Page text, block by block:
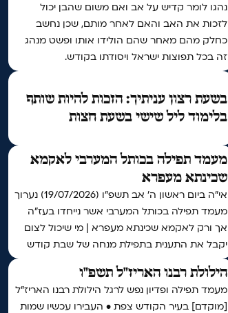
נהגו לומר קדיש על אב ואם משום שהבן יכול
לזכות את האב והאם לאחר מותם, שכן נחשב
כחלק מהם מאחר שהם הולידו אותו ופשט מנהג
זה בכל תפוצות ישראל ויסודתו בקודש.
בשעת רצון עניתיך: הזכות להיות שותף
בלימוד ליל שישי בשעת חצות
מעמד תפילה בכותל המערבי לאקמא
שכינתא מעפרא
אי"ה ביום ראשון ה׳ אב תשפ״ו (19/07/2026) נערוך
מעמד תפילה בכותל המערבי אשר נייחדו בעז"ה
אך ורק לאקמא שכינתא מעפרא | מי שיכול לצום
יקבל את התענית בתפילת מנחה של שבת קודש
הילולת רבנו האריז"ל תשפ"ו
מעמד תפילה ופדיון נפש לרגל הילולת רבנו האריז"ל
[מוקדם] בעיר הקודש צפת • העבירו עכשיו שמות